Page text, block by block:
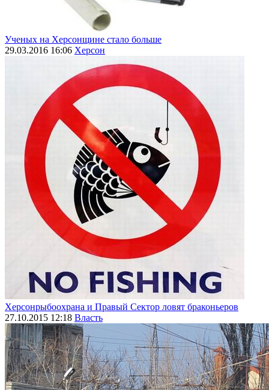
Ученых на Херсонщине стало больше
29.03.2016 16:06 Херсон
Херсонрыбоохрана и Правый Сектор ловят браконьеров
27.10.2015 12:18 Власть